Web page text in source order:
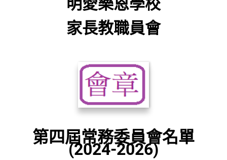
明愛樂恩學校
家長教職員會
第四屆常務委員會名單
(2024-2026)